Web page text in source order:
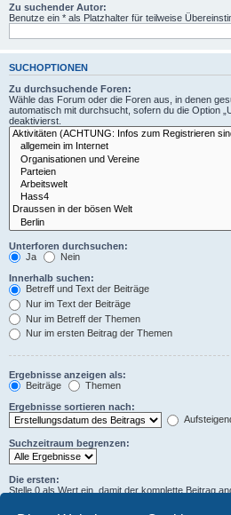
Zu suchender Autor:
Benutze ein * als Platzhalter für teilweise
SUCHOPTIONEN
Zu durchsuchende Foren:
Wähle das Forum oder die Foren aus, in denen
automatisch mit durchsucht, sofern du die Option
deaktivierst.
Unterforen durchsuchen:
Ja
Nein
Innerhalb suchen:
Betreff und Text der Beiträge
Nur im Text der Beiträge
Nur im Betreff der Themen
Nur im ersten Beitrag der Themen
Ergebnisse anzeigen als:
Beiträge
Themen
Ergebnisse sortieren nach:
Suchzeitraum begrenzen:
Die ersten:
Stelle 0 als Wert ein, damit der komplette Beitrag